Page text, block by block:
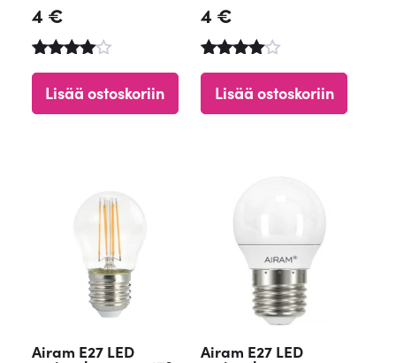
4 €
4.67
Lisää ostoskoriin
4 €
4.61
Lisää ostoskoriin
Airam E27 LED Airam E27 LED